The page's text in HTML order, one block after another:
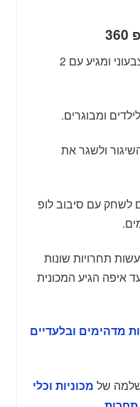
מסלול מכוניות לילדים לופ 360, צבעוני ומגיע עם 2
ומבוגרים.
ולשגר את
לשחק עם סיבוב לופ
תחרויות שונות
איפה הגיע המכונית
מדהימים ובלעדיים
שלמה של מכוניות וכלי